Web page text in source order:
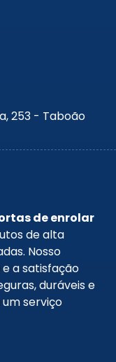
253 - Taboão
de enrolar
de alta
Nosso
a satisfação
duráveis e
serviço